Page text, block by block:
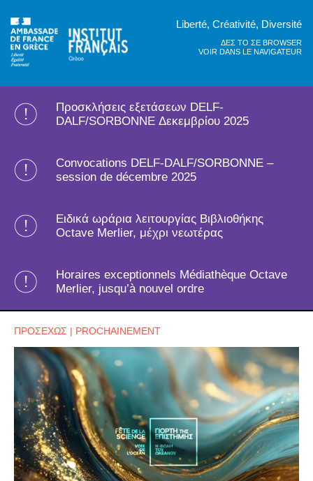
Liberté, Créativité, Diversité
ΔΕΣ ΤΟ ΣΕ BROWSER
VOIR DANS LE NAVIGATEUR
Προσκλήσεις εξετάσεων DELF-
DALF/SORBONNE Δεκεμβρίου 2025
Convocations DELF-DALF/SORBONNE –
session de décembre 2025
Ειδικά ωράρια λειτουργίας Βιβλιοθήκης
Octave Merlier, μέχρι νεωτέρας
Horaires exceptionnels Médiathèque Octave
Merlier, jusqu’à nouvel ordre
ΠΡΟΣΕΧΩΣ | PROCHAINEMENT